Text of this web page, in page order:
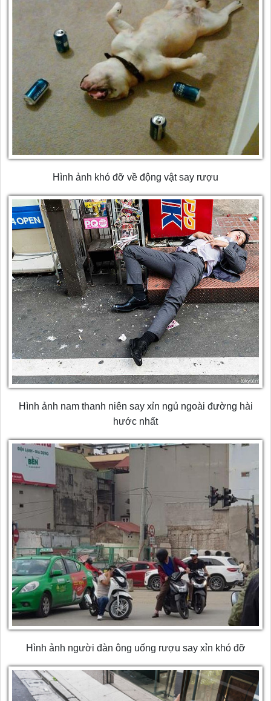
Hình ảnh khó đỡ về động vật say rượu
Hình ảnh nam thanh niên say xỉn ngủ ngoài đường hài
hước nhất
Hình ảnh người đàn ông uống rượu say xỉn khó đỡ